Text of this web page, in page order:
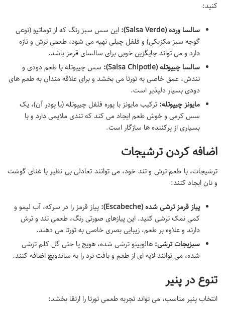
کنید:
سالسا ورده (Salsa Verde):
این سس سبز رنگ که از توماتیو (نوعی
گوجه سبز مکزیکی) و فلفل چیلی تهیه می شود، طعمی ترش و تازه
دارد و می تواند جایگزین خوبی برای سالسای قرمز باشد.
سالسا چیپوتله (Salsa Chipotle):
سس چیپوتله با طعم دودی و
تندش، عمق خاصی به تورتا می بخشد و برای علاقه مندان به طعم های
دودی بسیار دلپذیر است.
مایونز چیپوتله: ترکیب مایونز با پوره فلفل چیپوتله (یا پودر آن)، یک
سس کرمی و خوش طعم ایجاد می کند که تندی ملایمی دارد و با
بسیاری از پرکننده ها سازگار است.
اضافه کردن ترشیجات
ترشیجات، با طعم ترش و تند خود، می توانند تعادلی بی نظیر با غنای گوشت
و نان ایجاد کنند:
پیاز قرمز ترشی شده (Escabeche):
پیاز قرمز را در سرکه، آب لیمو و
کمی نمک ترشی کنید. این پیازهای صورتی رنگ، طعمی تند و ترش
دارند و علاوه بر طعم، زیبایی بصری خاصی به تورتا می دهند.
سبزیجات ترشی: هالوپینو ترشی شده، هویج یا حتی گل کلم ترشی
شده، می توانند لایه ای از طعم و بافت ترد را به ساندویچ اضافه کنند.
تنوع در پنیر
انتخاب پنیر مناسب، می تواند تجربه طعمی تورتا را ارتقا بخشد: